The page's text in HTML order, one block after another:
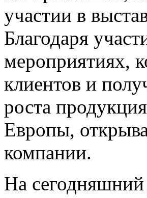
участии в
Благодаря
мероприятиях,
клиентов и
роста
Европы,
компании.
На